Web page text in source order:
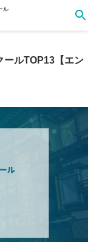
ル
ールTOP13【エン